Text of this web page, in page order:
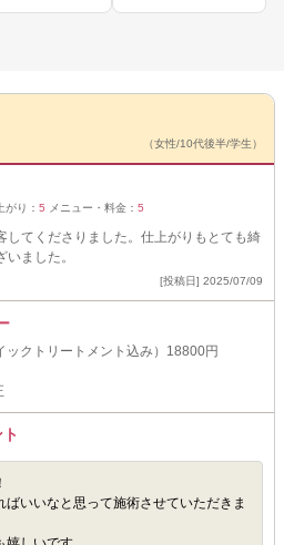
（女性/10代後半/学生）
がり： 5 メニュー・料金： 5
してくださりました。仕上がりもとても綺
ました。
[投稿日] 2025/07/09
ックトリートメント込み）18800円
いいなと思って施術させていただきま